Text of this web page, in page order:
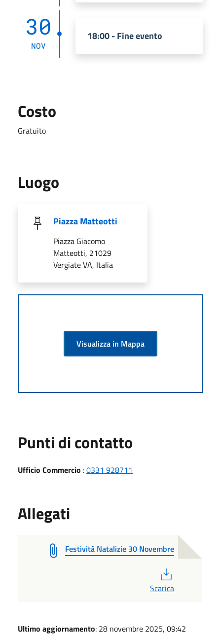
30
NOV
18:00 - Fine evento
Costo
Gratuito
Luogo
Piazza Matteotti
Piazza Giacomo
Matteotti, 21029
Vergiate VA, Italia
Visualizza in Mappa
Punti di contatto
Ufficio Commercio :0331 928711
Allegati
Festività Natalizie 30 Novembre
Scarica
Ultimo aggiornamento: 28 novembre 2025, 09:42